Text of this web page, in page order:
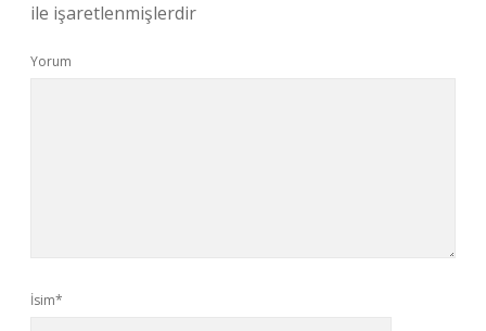
ile işaretlenmişlerdir
Yorum
İsim*